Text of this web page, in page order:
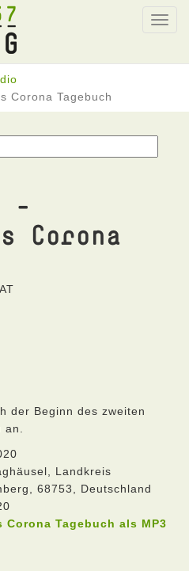
Corona Tagebuch
-
Corona
der Beginn des zweiten
Landkreis
68753, Deutschland
Corona Tagebuch als MP3